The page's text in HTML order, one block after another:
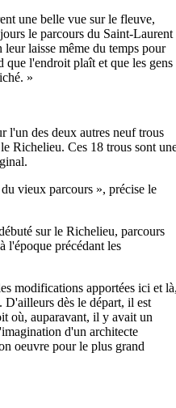
une belle vue sur le fleuve,
le parcours du Saint-Laurent
laisse même du temps pour
que l'endroit plaît et que les gens
»
l'un des deux autres neuf trous
Richelieu. Ces 18 trous sont
vieux parcours », précise le
sur le Richelieu, parcours
l'époque précédant les
modifications apportées ici et
D'ailleurs dès le départ, il est
où, auparavant, il y avait un
d'un architecte
oeuvre pour le plus grand